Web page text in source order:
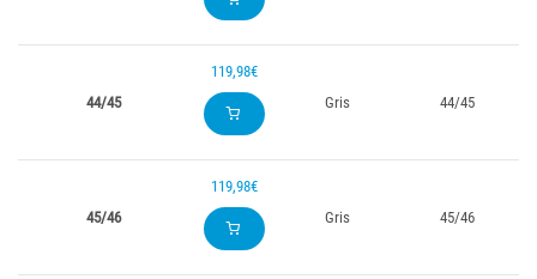
44/45
119,98€
Gris
44/45
45/46
119,98€
Gris
45/46